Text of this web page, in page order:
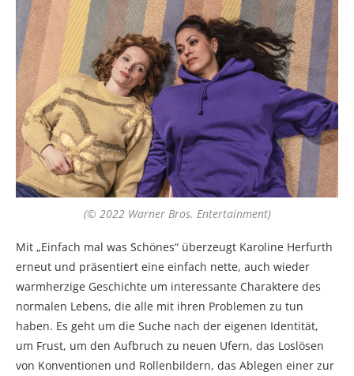
(© 2022 Warner Bros. Entertainment)
Mit „Einfach mal was Schönes“ überzeugt Karoline Herfurth
erneut und präsentiert eine einfach nette, auch wieder
warmherzige Geschichte um interessante Charaktere des
normalen Lebens, die alle mit ihren Problemen zu tun
haben. Es geht um die Suche nach der eigenen Identität,
um Frust, um den Aufbruch zu neuen Ufern, das Loslösen
von Konventionen und Rollenbildern, das Ablegen einer zur